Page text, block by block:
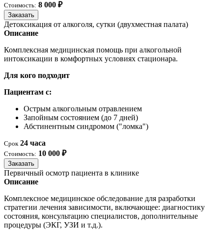
Стоимость: 8 000 ₽
Заказать
Детоксикация от алкоголя, сутки (двухместная палата)
Описание
Комплексная медицинская помощь при алкогольной
интоксикации в комфортных условиях стационара.
Для кого подходит
Пациентам с:
Острым алкогольным отравлением
Запойным состоянием (до 7 дней)
Абстинентным синдромом ("ломка")
Срок 24 часа
Стоимость: 10 000 ₽
Заказать
Первичный осмотр пациента в клинике
Описание
Комплексное медицинское обследование для разработки
стратегии лечения зависимости, включающее: диагностику
состояния, консультацию специалистов, дополнительные
процедуры (ЭКГ, УЗИ и т.д.).